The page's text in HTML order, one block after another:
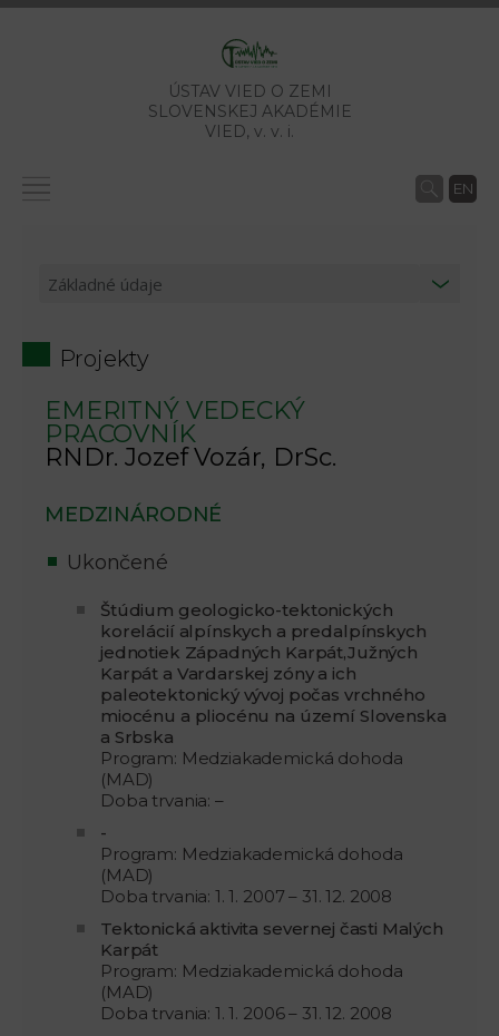
ÚSTAV VIED O ZEMI
SLOVENSKEJ AKADÉMIE
VIED, v. v. i.
EN
Projekty
EMERITNÝ VEDECKÝ
PRACOVNÍK
RNDr. Jozef Vozár, DrSc.
MEDZINÁRODNÉ
Ukončené
Štúdium geologicko-tektonických
korelácií alpínskych a predalpínskych
jednotiek Západných Karpát,Južných
Karpát a Vardarskej zóny a ich
paleotektonický vývoj počas vrchného
miocénu a pliocénu na území Slovenska
a Srbska
Program: Medziakademická dohoda
(MAD)
Doba trvania: –
-
Program: Medziakademická dohoda
(MAD)
Doba trvania: 1. 1. 2007 – 31. 12. 2008
Tektonická aktivita severnej časti Malých
Karpát
Program: Medziakademická dohoda
(MAD)
Doba trvania: 1. 1. 2006 – 31. 12. 2008